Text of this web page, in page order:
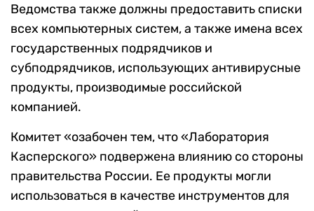
Ведомства также должны предоставить списки
всех компьютерных систем, а также имена всех
государственных подрядчиков и
субподрядчиков, использующих антивирусные
продукты, производимые российской
компанией.
Комитет «озабочен тем, что «Лаборатория
Касперского» подвержена влиянию со стороны
правительства России. Ее продукты могли
использоваться в качестве инструментов для